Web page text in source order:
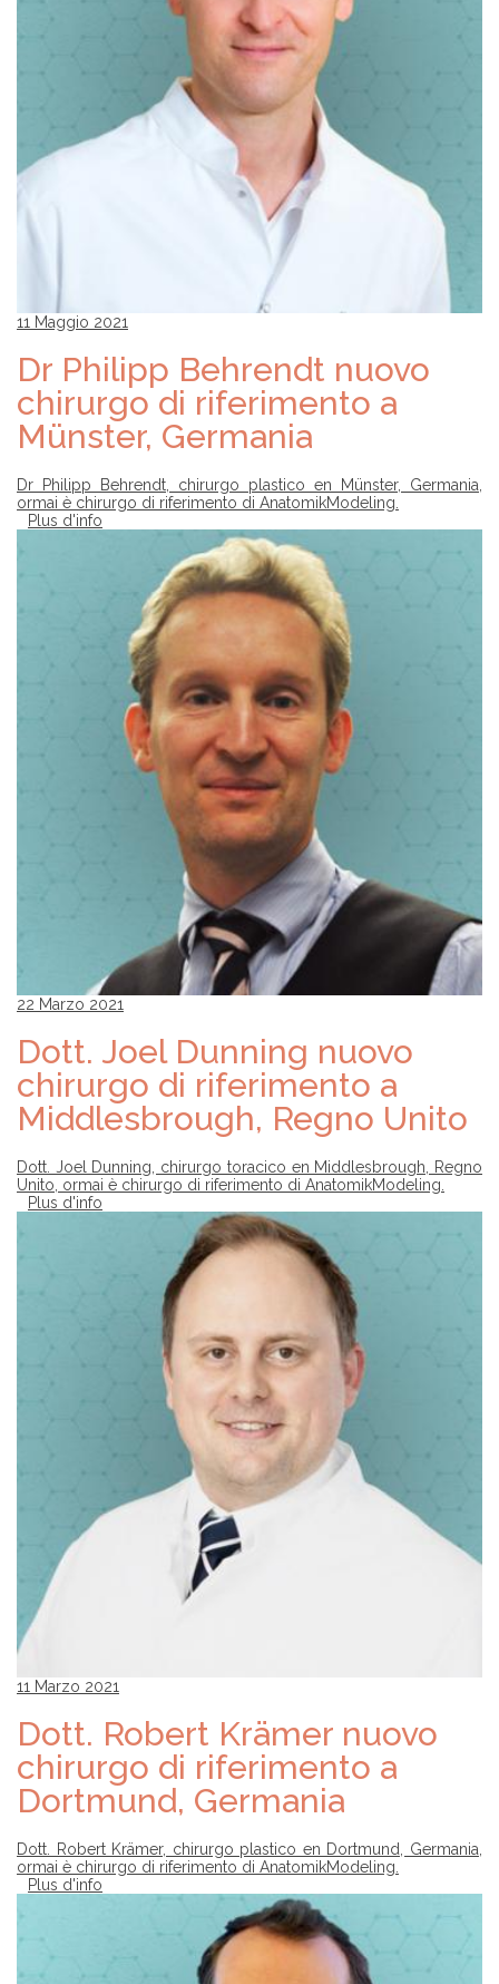
11 Maggio 2021
Dr Philipp Behrendt nuovo
chirurgo di riferimento a
Münster, Germania
Dr Philipp Behrendt, chirurgo plastico en Münster, Germania,
ormai è chirurgo di riferimento di AnatomikModeling.
Plus d'info
22 Marzo 2021
Dott. Joel Dunning nuovo
chirurgo di riferimento a
Middlesbrough, Regno Unito
Dott. Joel Dunning, chirurgo toracico en Middlesbrough, Regno
Unito, ormai è chirurgo di riferimento di AnatomikModeling.
Plus d'info
11 Marzo 2021
Dott. Robert Krämer nuovo
chirurgo di riferimento a
Dortmund, Germania
Dott. Robert Krämer, chirurgo plastico en Dortmund, Germania,
ormai è chirurgo di riferimento di AnatomikModeling.
Plus d'info